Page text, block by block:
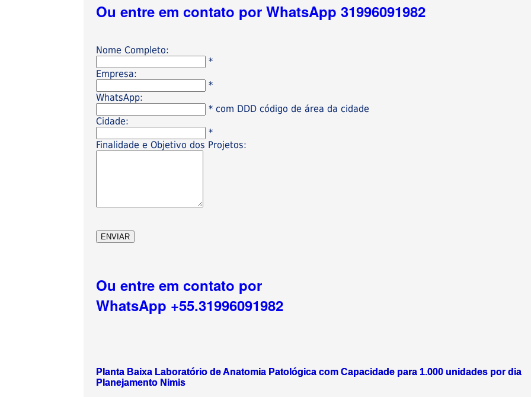
Ou entre em contato por WhatsApp 31996091982
Nome Completo:
*
Empresa:
*
WhatsApp:
* com DDD código de área da cidade
Cidade:
*
Finalidade e Objetivo dos Projetos:
Ou entre em contato por
WhatsApp +55.31996091982
Planta Baixa Laboratório de Anatomia Patológica com Capacidade para 1.000 unidades por dia
Planejamento Nimis